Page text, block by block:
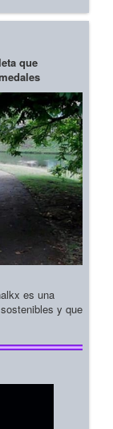
que
es una
y que